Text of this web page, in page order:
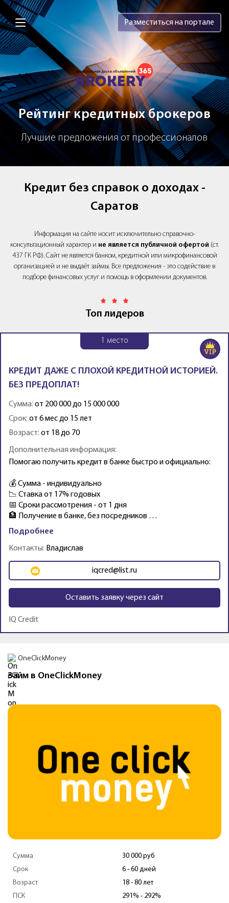
Brokery365 - Рейтинг кредитных
Разместиться на портале
Рейтинг кредитных брокеров
Лучшие предложения от профессионалов
Кредит без справок о доходах -
Саратов
Информация на сайте носит исключительно справочно-
консультационный характер и не является публичной офертой (ст.
437 ГК РФ). Сайт не является банком, кредитной или микрофинансовой
организацией и не выдаёт займы. Все предложения - это содействие в
подборе финансовых услуг и помощь в оформлении документов.
Топ лидеров
1 место
КРЕДИТ ДАЖЕ С ПЛОХОЙ КРЕДИТНОЙ ИСТОРИЕЙ.
БЕЗ ПРЕДОПЛАТ!
Сумма: от 200 000 до 15 000 000
Срок: от 6 мес до 15 лет
Возраст: от 18 до 70
Дополнительная информация:
Помогаю получить кредит в банке быстро и официально:
💰 Сумма - индивидуально
📉 Ставка от 17% годовых
📅 Сроки рассмотрения - от 1 дня
🏦 Получение в банке, без посредников …
Подробнее
Контакты: Владислав
iqcred@list.ru
Оставить заявку через сайт
IQ Credit
Займер
Первый займ бесплатно
Сумма
30 000 руб
Срок
7 - 30 дней
Возраст
18 - 75 лет
ПСК
0 - 292%